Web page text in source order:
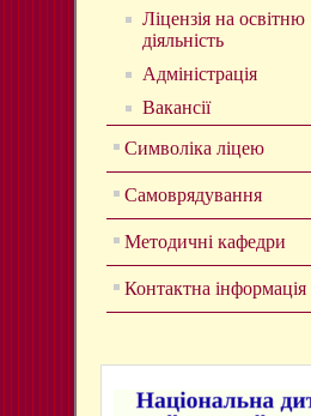
Ліцензія на освітню
діяльність
Адміністрація
Вакансії
Символіка ліцею
Самоврядування
Методичні кафедри
Контактна інформація